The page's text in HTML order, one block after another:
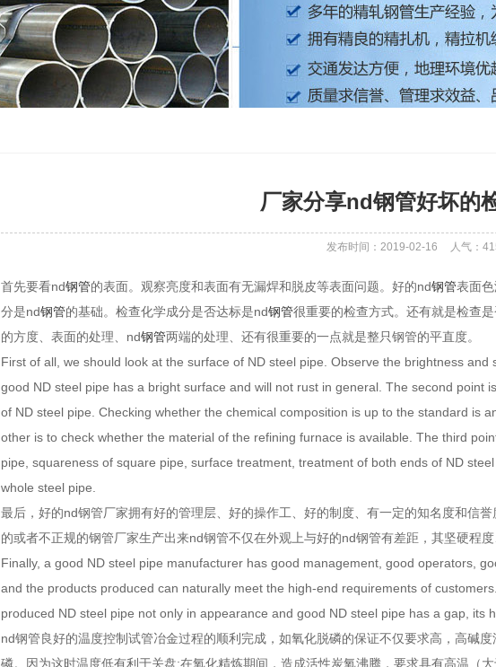
厂家分享nd钢管好坏的
发布时间：2019-02-16 人气：
首先要看nd钢管的表面。观察亮度和表面有无漏焊和脱皮等表面问题。好的nd钢管表面
分是nd钢管的基础。检查化学成分是否达标是nd钢管很重要的检查方式。还有就是检查
的方度、表面的处理、nd钢管两端的处理、还有很重要的一点就是整只钢管的平直度。
First of all, we should look at the surface of ND steel pipe. Observe the brightness
good ND steel pipe has a bright surface and will not rust in general. The second point
of ND steel pipe. Checking whether the chemical composition is up to the standard is
other is to check whether the material of the refining furnace is available. The third
pipe, squareness of square pipe, surface treatment, treatment of both ends of ND
whole steel pipe.
最后，好的nd钢管厂家拥有好的管理层、好的操作工、好的制度、有一定的知名度和信
的或者不正规的钢管厂家生产出来nd钢管不仅在外观上与好的nd钢管有差距，其坚硬程度
Finally, a good ND steel pipe manufacturer has good management, good operators,
and the products produced can naturally meet the high-end requirements of
produced ND steel pipe not only in appearance and good ND steel pipe has a gap, its
nd钢管良好的温度控制试管冶金过程的顺利完成，如氧化脱磷的保证不仅要求高，高碱
磷。因为这时温度低有利于关盘;在氧化精炼期间，造成活性炭氧沸腾，要求具有高温（